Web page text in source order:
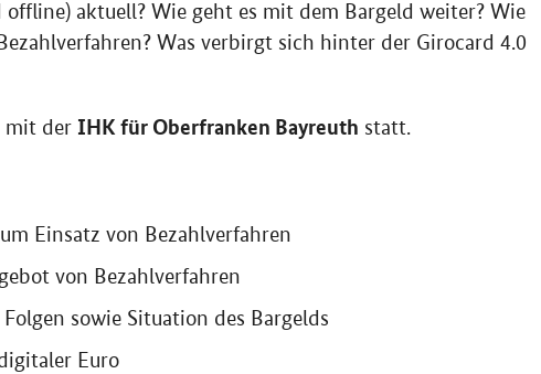
aktuell? Wie geht es mit dem Bargeld weiter? Wie
Was verbirgt sich hinter der Girocard 4.0
mit der IHK für Oberfranken Bayreuth statt.
Einsatz von Bezahlverfahren
von Bezahlverfahren
sowie Situation des Bargelds
Euro